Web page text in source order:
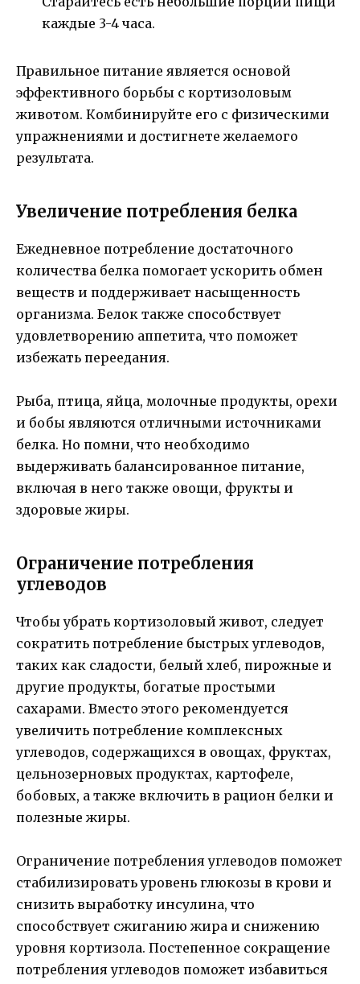
каждые 3-4 часа.
Правильное питание является основой
эффективного борьбы с кортизоловым
животом. Комбинируйте его с физическими
упражнениями и достигнете желаемого
результата.
Увеличение потребления белка
Ежедневное потребление достаточного
количества белка помогает ускорить обмен
веществ и поддерживает насыщенность
организма. Белок также способствует
удовлетворению аппетита, что поможет
избежать переедания.
Рыба, птица, яйца, молочные продукты, орехи
и бобы являются отличными источниками
белка. Но помни, что необходимо
выдерживать балансированное питание,
включая в него также овощи, фрукты и
здоровые жиры.
Ограничение потребления
углеводов
Чтобы убрать кортизоловый живот, следует
сократить потребление быстрых углеводов,
таких как сладости, белый хлеб, пирожные и
другие продукты, богатые простыми
сахарами. Вместо этого рекомендуется
увеличить потребление комплексных
углеводов, содержащихся в овощах, фруктах,
цельнозерновых продуктах, картофеле,
бобовых, а также включить в рацион белки и
полезные жиры.
Ограничение потребления углеводов поможет
стабилизировать уровень глюкозы в крови и
снизить выработку инсулина, что
способствует сжиганию жира и снижению
уровня кортизола. Постепенное сокращение
потребления углеводов поможет избавиться